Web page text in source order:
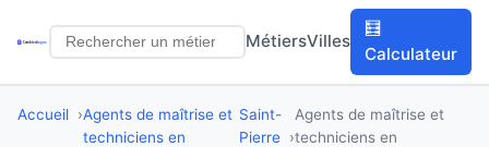
MétiersVilles
🧮
Calculateur
Accueil
Agents de maîtrise et
techniciens en
Saint-
Pierre
Agents de maîtrise et
techniciens en